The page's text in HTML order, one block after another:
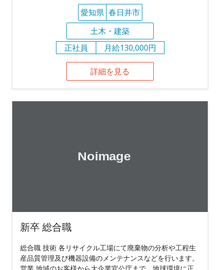
愛知県 春日井市
土木・建築
正社員
月給130,000円
詳細を見る
新卒 総合職
総合職 技術 各リサイクル工場にて廃棄物の分析や工程生
産品質管理及び機器設備のメンテナンスなどを行います。